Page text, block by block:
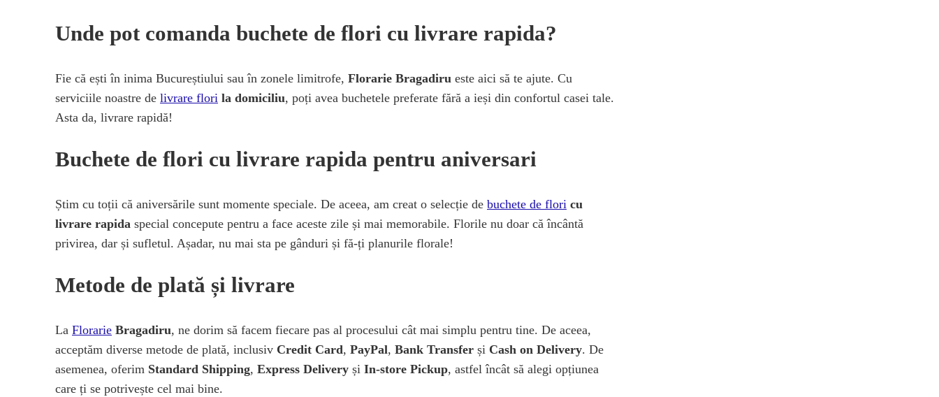
Unde pot comanda buchete de flori cu livrare rapida?
Fie că ești în inima Bucureștiului sau în zonele limitrofe, Florarie Bragadiru este aici să te ajute. Cu
serviciile noastre de livrare flori la domiciliu, poți avea buchetele preferate fără a ieși din confortul casei tale.
Asta da, livrare rapidă!
Buchete de flori cu livrare rapida pentru aniversari
Știm cu toții că aniversările sunt momente speciale. De aceea, am creat o selecție de buchete de flori cu
livrare rapida special concepute pentru a face aceste zile și mai memorabile. Florile nu doar că încântă
privirea, dar și sufletul. Așadar, nu mai sta pe gânduri și fă-ți planurile florale!
Metode de plată și livrare
La Florarie Bragadiru, ne dorim să facem fiecare pas al procesului cât mai simplu pentru tine. De aceea,
acceptăm diverse metode de plată, inclusiv Credit Card, PayPal, Bank Transfer și Cash on Delivery. De
asemenea, oferim Standard Shipping, Express Delivery și In-store Pickup, astfel încât să alegi opțiunea
care ți se potrivește cel mai bine.